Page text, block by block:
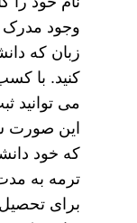
وجود مدرک
زبان که
کنید. با
می توانید
این صورت
که خود
ترمه به
برای تحصیل